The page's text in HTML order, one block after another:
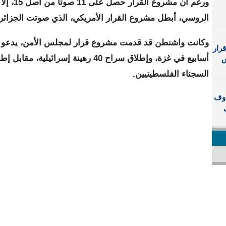
ورغم أن
الروسي، أبطل مشروع القرار الأمريكي، الذي صوتت
وكانت واشنطن قد قدمت مشروع قرار لمجلس الأمن، يدعو
أسابيع في غزة، وإطلاق سراح 40 رهينة
السجناء الفلسطينيين.